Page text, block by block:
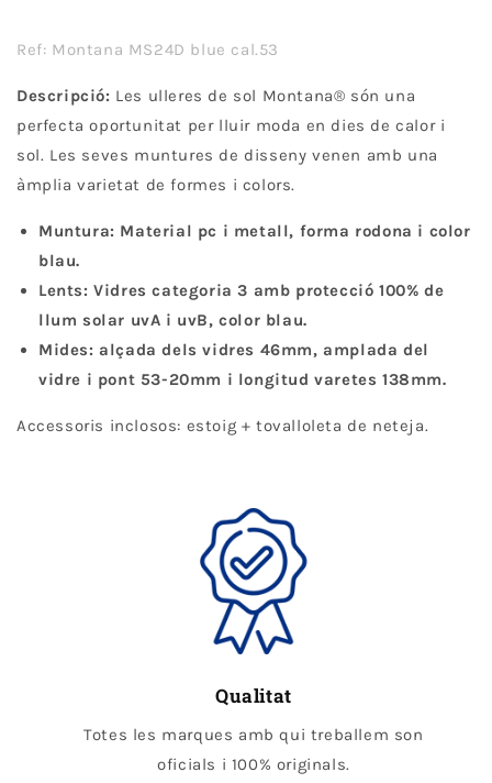
Ref: Montana MS24D blue cal.53
Descripció: Les ulleres de sol Montana® són una
perfecta oportunitat per lluir moda en dies de calor i
sol. Les seves muntures de disseny venen amb una
àmplia varietat de formes i colors.
Muntura: Material pc i metall, forma rodona i color
blau.
Lents: Vidres categoria 3 amb protecció 100% de
llum solar uvA i uvB, color blau.
Mides: alçada dels vidres 46mm, amplada del
vidre i pont 53-20mm i longitud varetes 138mm.
Accessoris inclosos: estoig + tovalloleta de neteja.
Qualitat
Totes les marques amb qui treballem son
oficials i 100% originals.